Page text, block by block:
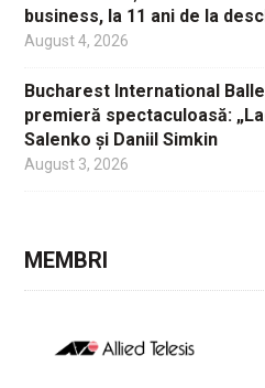
business, la 11 ani de la
August 4, 2026
Bucharest International
premieră spectaculoasă:
Salenko și Daniil Simkin
August 3, 2026
MEMBRI